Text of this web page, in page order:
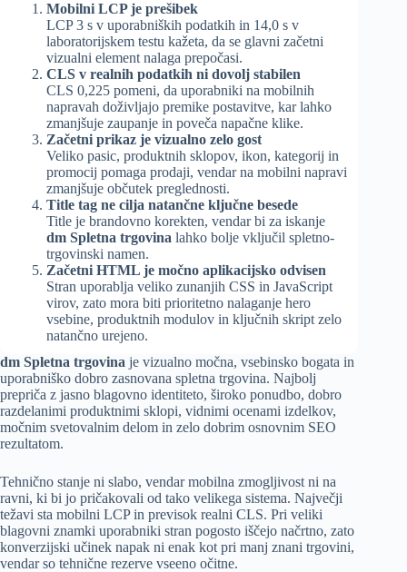
Mobilni LCP je prešibek
LCP 3 s v uporabniških podatkih in 14,0 s v
laboratorijskem testu kažeta, da se glavni začetni
vizualni element nalaga prepočasi.
CLS v realnih podatkih ni dovolj stabilen
CLS 0,225 pomeni, da uporabniki na mobilnih
napravah doživljajo premike postavitve, kar lahko
zmanjšuje zaupanje in poveča napačne klike.
Začetni prikaz je vizualno zelo gost
Veliko pasic, produktnih sklopov, ikon, kategorij in
promocij pomaga prodaji, vendar na mobilni napravi
zmanjšuje občutek preglednosti.
Title tag ne cilja natančne ključne besede
Title je brandovno korekten, vendar bi za iskanje
dm Spletna trgovina lahko bolje vključil spletno-
trgovinski namen.
Začetni HTML je močno aplikacijsko odvisen
Stran uporablja veliko zunanjih CSS in JavaScript
virov, zato mora biti prioritetno nalaganje hero
vsebine, produktnih modulov in ključnih skript zelo
natančno urejeno.
dm Spletna trgovina je vizualno močna, vsebinsko bogata in
uporabniško dobro zasnovana spletna trgovina. Najbolj
prepriča z jasno blagovno identiteto, široko ponudbo, dobro
razdelanimi produktnimi sklopi, vidnimi ocenami izdelkov,
močnim svetovalnim delom in zelo dobrim osnovnim SEO
rezultatom.
Tehnično stanje ni slabo, vendar mobilna zmogljivost ni na
ravni, ki bi jo pričakovali od tako velikega sistema. Največji
težavi sta mobilni LCP in previsok realni CLS. Pri veliki
blagovni znamki uporabniki stran pogosto iščejo načrtno, zato
konverzijski učinek napak ni enak kot pri manj znani trgovini,
vendar so tehnične rezerve vseeno očitne.